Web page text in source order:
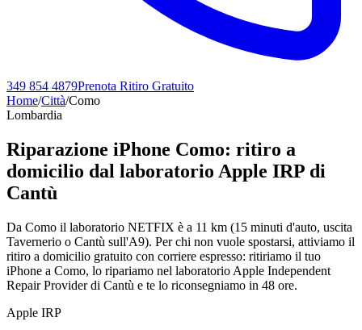
349 854 4879Prenota Ritiro Gratuito
Home/Città/Como
Lombardia
Riparazione iPhone Como: ritiro a
domicilio dal laboratorio Apple IRP di
Cantù
Da Como il laboratorio NETFIX è a 11 km (15 minuti d'auto, uscita
Tavernerio o Cantù sull'A9). Per chi non vuole spostarsi, attiviamo il
ritiro a domicilio gratuito con corriere espresso: ritiriamo il tuo
iPhone a Como, lo ripariamo nel laboratorio Apple Independent
Repair Provider di Cantù e te lo riconsegniamo in 48 ore.
Apple IRP